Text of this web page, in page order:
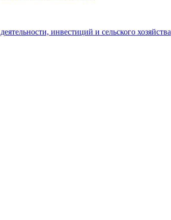
инвестиций и сельского хозяйства